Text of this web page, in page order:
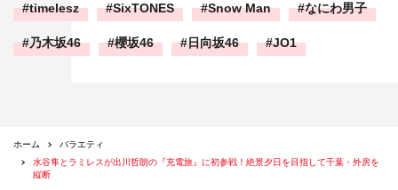
timelesz SixTONES Snow Man なにわ男子
乃木坂46 櫻坂46 日向坂46 JO1
ホーム
バラエティ
水谷隼とラミレスが出川哲朗の『充電旅』に初参戦！絶景夕日を目指して千葉・外房を
縦断